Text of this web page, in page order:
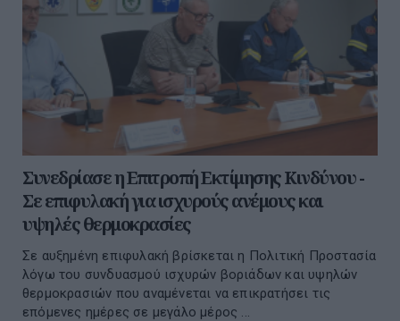
Συνεδρίασε η Επιτροπή Εκτίμησης Κινδύνου -
Σε επιφυλακή για ισχυρούς ανέμους και
υψηλές θερμοκρασίες
Σε αυξημένη επιφυλακή βρίσκεται η Πολιτική Προστασία
λόγω του συνδυασμού ισχυρών βοριάδων και υψηλών
θερμοκρασιών που αναμένεται να επικρατήσει τις
επόμενες ημέρες σε μεγάλο μέρος ...